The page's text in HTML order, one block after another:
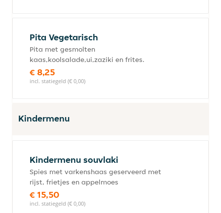
Pita Vegetarisch
Pita met gesmolten
kaas,koolsalade,ui,zaziki en frites.
€ 8,25
incl. statiegeld (€ 0,00)
Kindermenu
Kindermenu souvlaki
Spies met varkenshaas geserveerd met
rijst, frietjes en appelmoes
€ 15,50
incl. statiegeld (€ 0,00)